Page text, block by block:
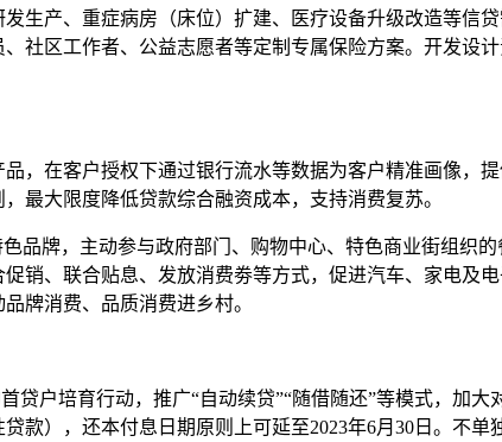
产、重症病房（床位）扩建、医疗设备升级改造等信贷
社区工作者、公益志愿者等定制专属保险方案。开发设
在客户授权下通过银行流水等数据为客户精准画像，
最大限度降低贷款综合融资成本，支持消费复苏。
牌，主动参与政府部门、购物中心、特色商业街组织
销、联合贴息、发放消费劵等方式，促进汽车、家电及
牌消费、品质消费进乡村。
户培育行动，推广“自动续贷”“随借随还”等模式，加大
款），还本付息日期原则上可延至2023年6月30日。不